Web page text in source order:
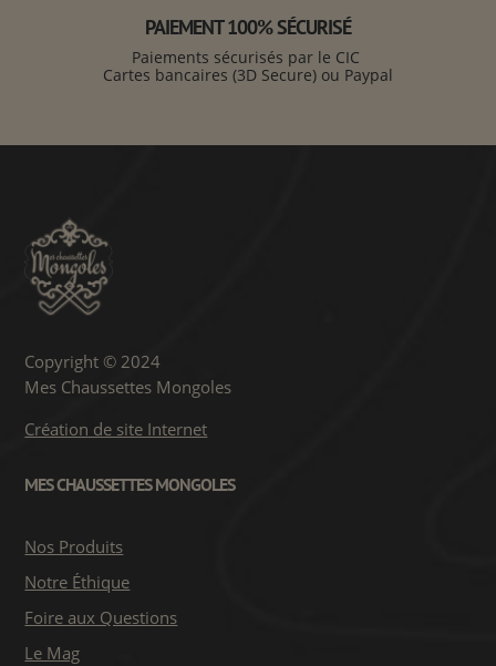
PAIEMENT 100% SÉCURISÉ
Paiements sécurisés par le CIC
Cartes bancaires (3D Secure) ou Paypal
Copyright © 2024
Mes Chaussettes Mongoles
Création de site Internet
MES CHAUSSETTES MONGOLES
Nos Produits
Notre Éthique
Foire aux Questions
Le Mag